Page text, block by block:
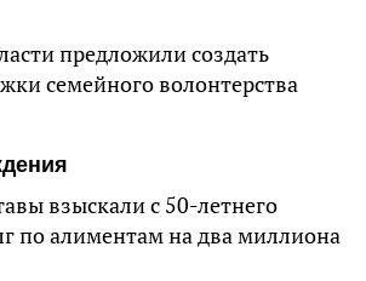
предложили создать
семейного волонтерства
взыскали с 50-летнего
по алиментам на два миллиона